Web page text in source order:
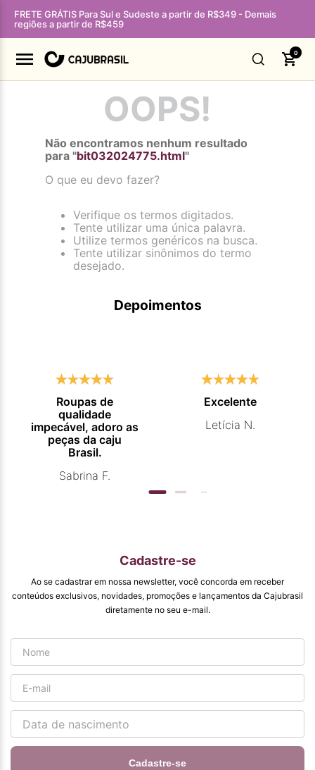
FRETE GRÁTIS Para Sul e Sudeste a partir de R$349 - Demais
regiões a partir de R$459
0
OOPS!
Não encontramos nenhum resultado
para "bit032024775.html"
O que eu devo fazer?
Verifique os termos digitados.
Tente utilizar uma única palavra.
Utilize termos genéricos na busca.
Tente utilizar sinônimos do termo
desejado.
Depoimentos
Roupas de
qualidade
impecável, adoro as
peças da caju
Brasil.
Sabrina F.
Excelente
Letícia N.
Cadastre-se
Ao se cadastrar em nossa newsletter, você concorda em receber
conteúdos exclusivos, novidades, promoções e lançamentos da Cajubrasil
diretamente no seu e-mail.
Cadastre-se